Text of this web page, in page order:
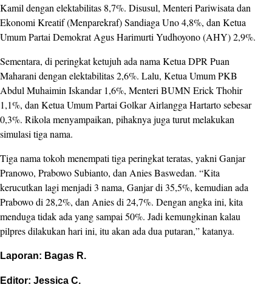
Kamil dengan elektabilitas 8,7%. Disusul, Menteri Pariwisata dan
Ekonomi Kreatif (Menparekraf) Sandiaga Uno 4,8%, dan Ketua
Umum Partai Demokrat Agus Harimurti Yudhoyono (AHY) 2,9%.
Sementara, di peringkat ketujuh ada nama Ketua DPR Puan
Maharani dengan elektabilitas 2,6%. Lalu, Ketua Umum PKB
Abdul Muhaimin Iskandar 1,6%, Menteri BUMN Erick Thohir
1,1%, dan Ketua Umum Partai Golkar Airlangga Hartarto sebesar
0,3%. Rikola menyampaikan, pihaknya juga turut melakukan
simulasi tiga nama.
Tiga nama tokoh menempati tiga peringkat teratas, yakni Ganjar
Pranowo, Prabowo Subianto, dan Anies Baswedan. “Kita
kerucutkan lagi menjadi 3 nama, Ganjar di 35,5%, kemudian ada
Prabowo di 28,2%, dan Anies di 24,7%. Dengan angka ini, kita
menduga tidak ada yang sampai 50%. Jadi kemungkinan kalau
pilpres dilakukan hari ini, itu akan ada dua putaran,” katanya.
Laporan: Bagas R.
Editor: Jessica C.